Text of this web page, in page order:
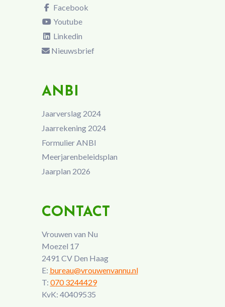
Facebook
Youtube
Linkedin
Nieuwsbrief
ANBI
Jaarverslag 2024
Jaarrekening 2024
Formulier ANBI
Meerjarenbeleidsplan
Jaarplan 2026
CONTACT
Vrouwen van Nu
Moezel 17
2491 CV Den Haag
E: bureau@vrouwenvannu.nl
T: 070 3244429
KvK: 40409535